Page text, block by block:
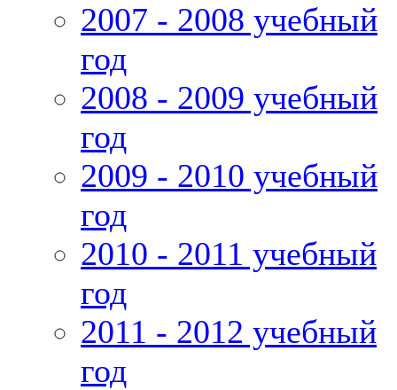
2007 - 2008 учебный
год
2008 - 2009 учебный
год
2009 - 2010 учебный
год
2010 - 2011 учебный
год
2011 - 2012 учебный
год